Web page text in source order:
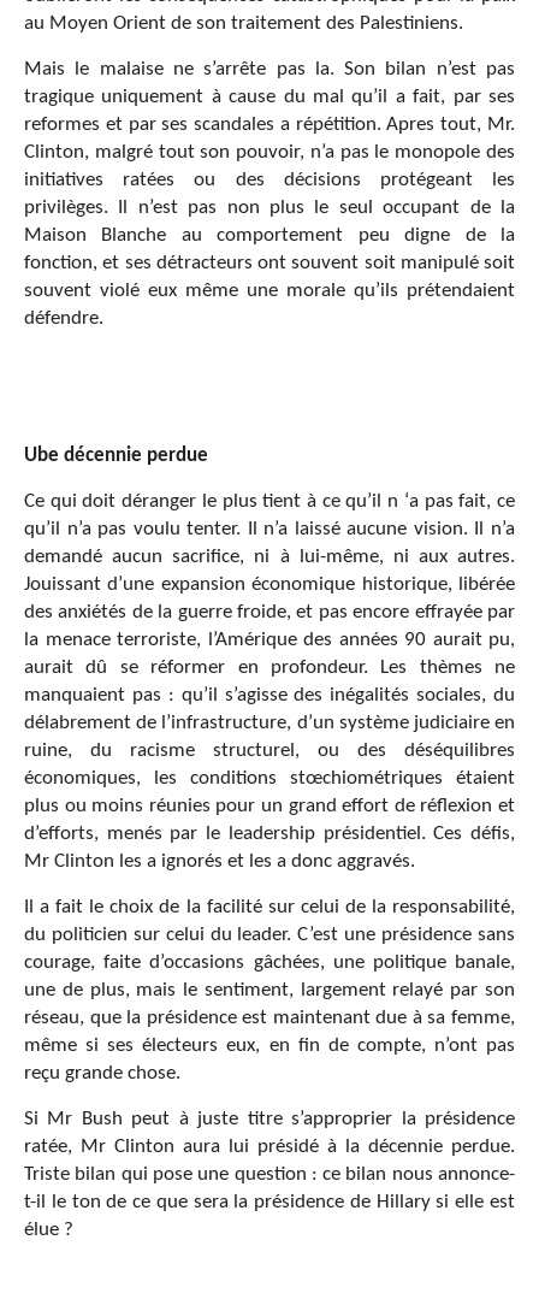
au Moyen Orient de son traitement des Palestiniens.
Mais le malaise ne s’arrête pas la. Son bilan n’est pas
tragique uniquement à cause du mal qu’il a fait, par ses
reformes et par ses scandales a répétition. Apres tout, Mr.
Clinton, malgré tout son pouvoir, n’a pas le monopole des
initiatives ratées ou des décisions protégeant les
privilèges. Il n’est pas non plus le seul occupant de la
Maison Blanche au comportement peu digne de la
fonction, et ses détracteurs ont souvent soit manipulé soit
souvent violé eux même une morale qu’ils prétendaient
défendre.
Ube décennie perdue
Ce qui doit déranger le plus tient à ce qu’il n ‘a pas fait, ce
qu’il n’a pas voulu tenter. Il n’a laissé aucune vision. Il n’a
demandé aucun sacrifice, ni à lui-même, ni aux autres.
Jouissant d’une expansion économique historique, libérée
des anxiétés de la guerre froide, et pas encore effrayée par
la menace terroriste, l’Amérique des années 90 aurait pu,
aurait dû se réformer en profondeur. Les thèmes ne
manquaient pas : qu’il s’agisse des inégalités sociales, du
délabrement de l’infrastructure, d’un système judiciaire en
ruine, du racisme structurel, ou des déséquilibres
économiques, les conditions stœchiométriques étaient
plus ou moins réunies pour un grand effort de réflexion et
d’efforts, menés par le leadership présidentiel. Ces défis,
Mr Clinton les a ignorés et les a donc aggravés.
Il a fait le choix de la facilité sur celui de la responsabilité,
du politicien sur celui du leader. C’est une présidence sans
courage, faite d’occasions gâchées, une politique banale,
une de plus, mais le sentiment, largement relayé par son
réseau, que la présidence est maintenant due à sa femme,
même si ses électeurs eux, en fin de compte, n’ont pas
reçu grande chose.
Si Mr Bush peut à juste titre s’approprier la présidence
ratée, Mr Clinton aura lui présidé à la décennie perdue.
Triste bilan qui pose une question : ce bilan nous annonce-
t-il le ton de ce que sera la présidence de Hillary si elle est
élue ?